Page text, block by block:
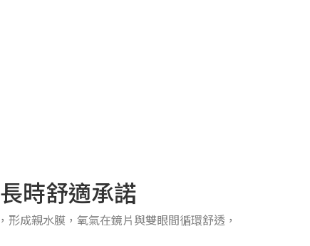
時舒適承諾
成親水膜，氧氣在鏡片與雙眼間循環舒透，